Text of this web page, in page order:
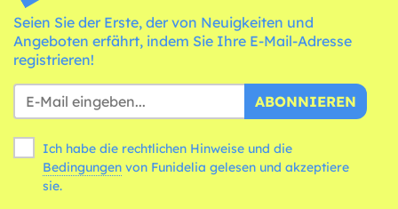
Seien Sie der Erste, der von Neuigkeiten und
Angeboten erfährt, indem Sie Ihre E-Mail-Adresse
registrieren!
ABONNIEREN
Ich habe die rechtlichen Hinweise und die
Bedingungen
sie.